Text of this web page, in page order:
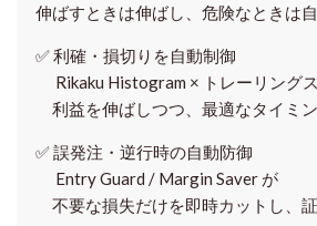
伸ばすときは伸ばし、危険なときは自
✅利確・損切りを自動制御
Rikaku Histogram × トレーリング
利益を伸ばしつつ、最適なタイミ
✅誤発注・逆行時の自動防御
Entry Guard / Margin Saver が
不要な損失だけを即時カットし、